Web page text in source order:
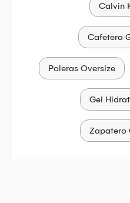
Calvin
Cafetera
Poleras Oversize
Gel
Zapatero